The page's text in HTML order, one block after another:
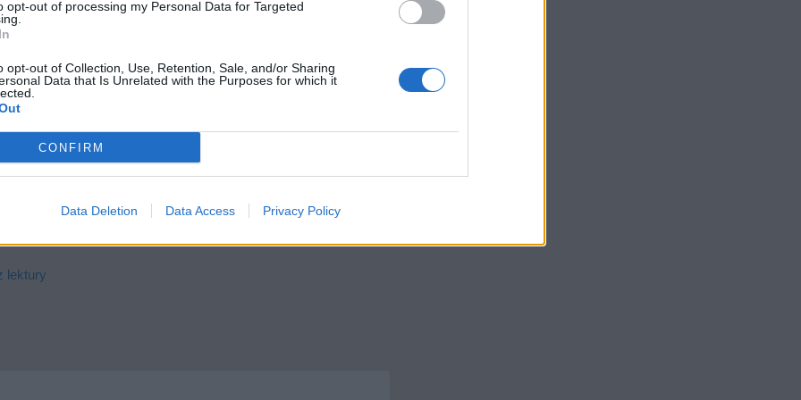
opt-out of processing my Personal Data for Targeted
opt-out of Collection, Use, Retention, Sale, and/or Sharing
Data that Is Unrelated with the Purposes for which it
CONFIRM
Data Deletion Data Access Privacy Policy
Mickiewicza
W pracy odwołaj się do wybranej lektury
i wybranych kontekstów.
Omów za­gad­nie­nie na pod­sta­wie We­se­la
uwzględ­nij rów­nież wy­bra­ny kon­tekst.
Omów zagadnienie na podstawie
odpowiedzi uwzględnij również wybrany
lektury